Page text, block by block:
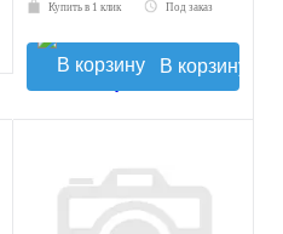
Купить в 1 клик Под заказ
В корзину